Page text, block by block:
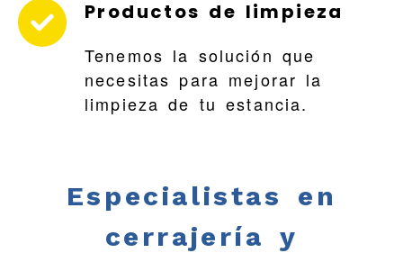
Productos de limpieza
Tenemos la solución que
necesitas para mejorar la
limpieza de tu estancia.
Especialistas en
cerrajería y